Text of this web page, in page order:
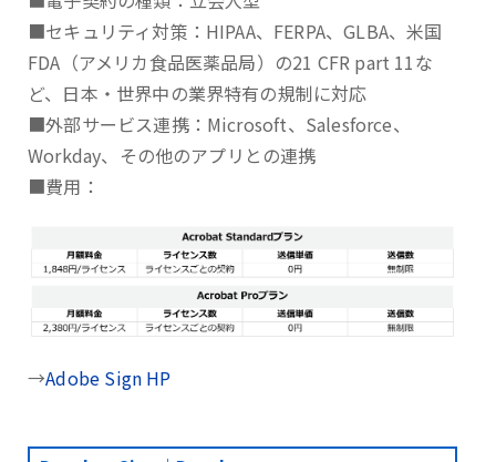
■セキュリティ対策：HIPAA、FERPA、GLBA、⽶国
FDA（アメリカ⾷品医薬品局）の21 CFR part 11な
ど、日本・世界中の業界特有の規制に対応
■外部サービス連携：Microsoft、Salesforce、
Workday、その他のアプリとの連携
■費用：
→Adobe Sign HP